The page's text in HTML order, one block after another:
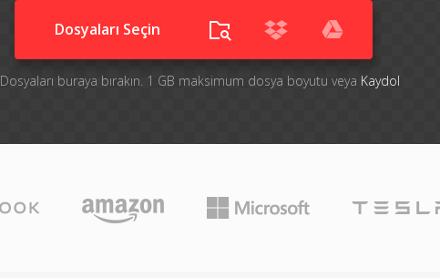
Dosyaları Seçin
Dosyaları buraya bırakın. 1 GB maksimum dosya boyutu veya Kaydol